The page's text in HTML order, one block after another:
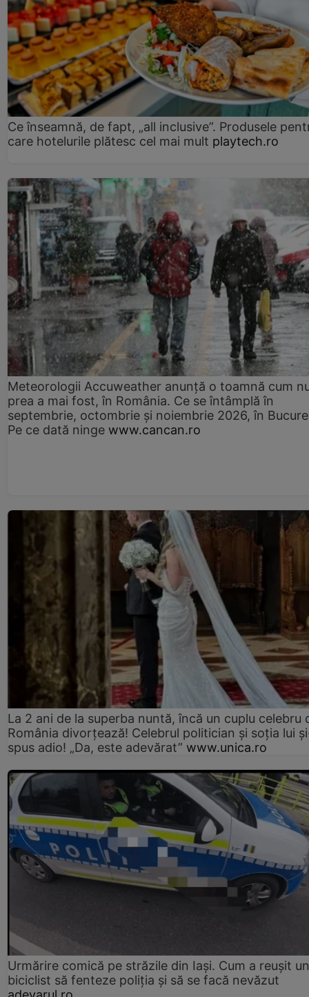
Ce înseamnă, de fapt, „all inclusive”. Produsele
care hotelurile plătesc cel mai mult playtech.ro
Meteorologii Accuweather anunță o toamnă cum
prea a mai fost, în România. Ce se întâmplă în
septembrie, octombrie și noiembrie 2026, în
Pe ce dată ninge www.cancan.ro
La 2 ani de la superba nuntă, încă un cuplu celebru
România divorțează! Celebrul politician și soția lui
spus adio! „Da, este adevărat” www.unica.ro
Urmărire comică pe străzile din Iași. Cum a reușit un
biciclist să fenteze poliția și să se facă nevăzut